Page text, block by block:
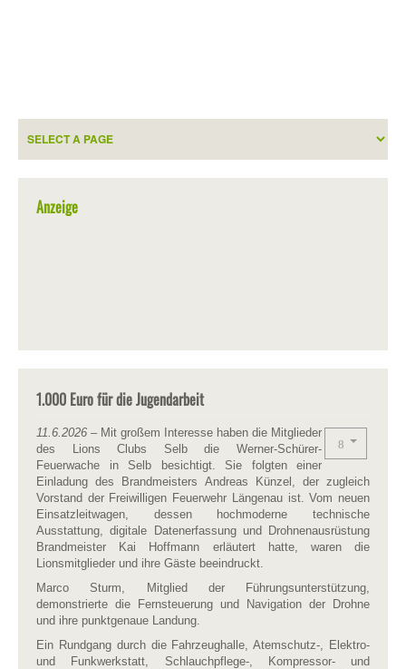
Anzeige
1.000 Euro für die Jugendarbeit
11.6.2026 – Mit großem Interesse haben die Mitglieder
des Lions Clubs Selb die Werner-Schürer-
Feuerwache in Selb besichtigt. Sie folgten einer
Einladung des Brandmeisters Andreas Künzel, der zugleich
Vorstand der Freiwilligen Feuerwehr Längenau ist. Vom neuen
Einsatzleitwagen, dessen hochmoderne technische
Ausstattung, digitale Datenerfassung und Drohnenausrüstung
Brandmeister Kai Hoffmann erläutert hatte, waren die
Lionsmitglieder und ihre Gäste beeindruckt.
Marco Sturm, Mitglied der Führungsunterstützung,
demonstrierte die Fernsteuerung und Navigation der Drohne
und ihre punktgenaue Landung.
Ein Rundgang durch die Fahrzeughalle, Atemschutz-, Elektro-
und Funkwerkstatt, Schlauchpflege-, Kompressor- und